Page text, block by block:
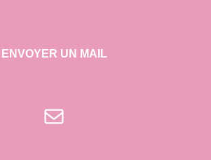
ENVOYER UN MAIL
E-mail